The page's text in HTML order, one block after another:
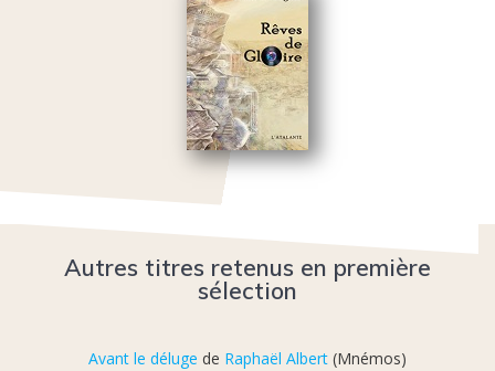
Autres titres retenus en première
sélection
Avant le déluge de Raphaël Albert (Mnémos)